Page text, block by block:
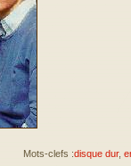
Mots-clefs :disque dur,